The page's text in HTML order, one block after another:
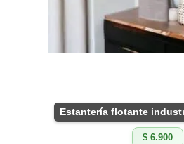
$ 6.900